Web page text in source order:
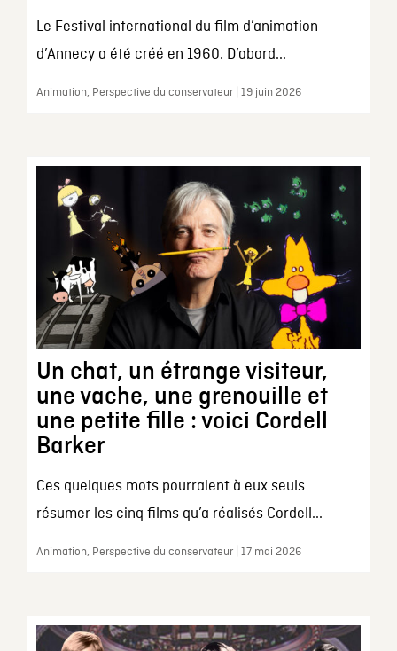
Le Festival international du film d’animation
d’Annecy a été créé en 1960. D’abord...
Animation, Perspective du conservateur | 19 juin 2026
Un chat, un étrange visiteur,
une vache, une grenouille et
une petite fille : voici Cordell
Barker
Ces quelques mots pourraient à eux seuls
résumer les cinq films qu’a réalisés Cordell...
Animation, Perspective du conservateur | 17 mai 2026